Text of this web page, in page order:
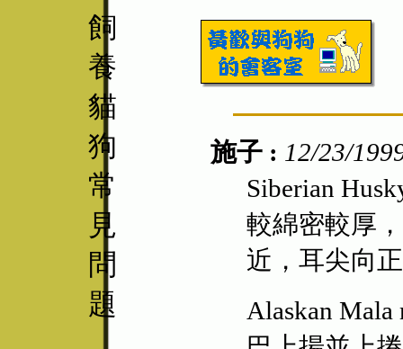
飼
養
貓
狗
常
見
問
題
施子 : 12/23/
Siberian
較綿密較厚
近，耳尖向
Alaskan